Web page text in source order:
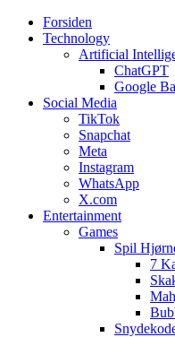
Web3zero.dk
Web3zero.dk
Forsiden
Technology
Artificial
ChatGPT
Google
Social Media
TikTok
Snapchat
Meta
Instagram
WhatsApp
X.com
Entertainment
Games
Spil
7